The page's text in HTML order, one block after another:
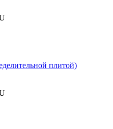
плитой)